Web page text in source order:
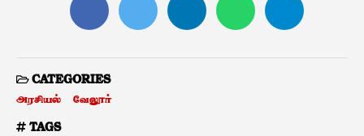
CATEGORIES
அரசியல் வேலூர்
TAGS